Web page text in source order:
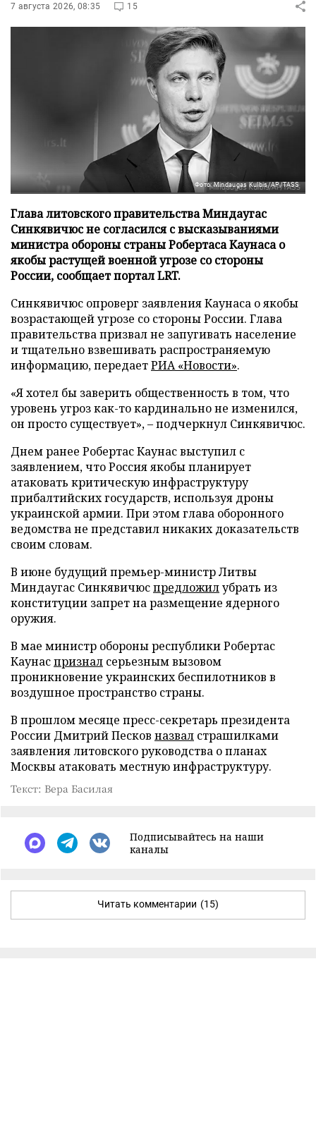
7 августа 2026, 08:35 15
Фото: Mindaugas Kulbis/AP/TASS
Глава литовского правительства Миндаугас
Синкявичюс не согласился с высказываниями
министра обороны страны Робертаса Каунаса о
якобы растущей военной угрозе со стороны
России, сообщает портал LRT.
Синкявичюс опроверг заявления Каунаса о якобы
возрастающей угрозе со стороны России. Глава
правительства призвал не запугивать население
и тщательно взвешивать распространяемую
информацию, передаетРИА «Новости».
«Я хотел бы заверить общественность в том, что
уровень угроз как-то кардинально не изменился,
он просто существует», – подчеркнул Синкявичюс.
Днем ранее Робертас Каунас выступил с
заявлением, что Россия якобы планирует
атаковать критическую инфраструктуру
прибалтийских государств, используя дроны
украинской армии. При этом глава оборонного
ведомства не представил никаких доказательств
своим словам.
В июне будущий премьер-министр Литвы
Миндаугас Синкявичюспредложилубрать из
конституции запрет на размещение ядерного
оружия.
В мае министр обороны республики Робертас
Каунаспризнал серьезным вызовом
проникновение украинских беспилотников в
воздушное пространство страны.
В прошлом месяце пресс-секретарь президента
России Дмитрий Песков назвал страшилками
заявления литовского руководства о планах
Москвы атаковать местную инфраструктуру.
Текст: Вера Басилая
Подписывайтесь на наши
каналы
Читать комментарии (15)